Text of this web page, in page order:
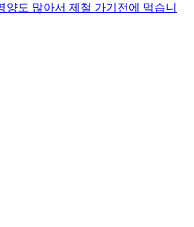
양도 많아서 제철 가기전에 먹습니